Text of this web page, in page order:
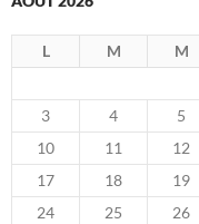
L M M
3
4 5
10
11 12
17
18 19
24
25 26